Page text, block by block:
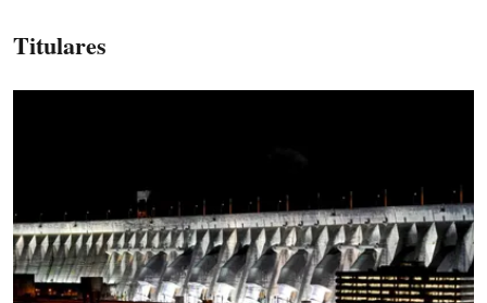
Titulares